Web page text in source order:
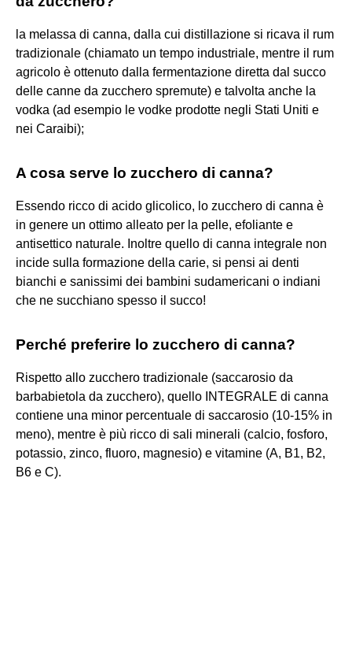
la melassa di canna, dalla cui distillazione si ricava il rum
tradizionale (chiamato un tempo industriale, mentre il rum
agricolo è ottenuto dalla fermentazione diretta dal succo
delle canne da zucchero spremute) e talvolta anche la
vodka (ad esempio le vodke prodotte negli Stati Uniti e
nei Caraibi);
A cosa serve lo zucchero di canna?
Essendo ricco di acido glicolico, lo zucchero di canna è
in genere un ottimo alleato per la pelle, efoliante e
antisettico naturale. Inoltre quello di canna integrale non
incide sulla formazione della carie, si pensi ai denti
bianchi e sanissimi dei bambini sudamericani o indiani
che ne succhiano spesso il succo!
Perché preferire lo zucchero di canna?
Rispetto allo zucchero tradizionale (saccarosio da
barbabietola da zucchero), quello INTEGRALE di canna
contiene una minor percentuale di saccarosio (10-15% in
meno), mentre è più ricco di sali minerali (calcio, fosforo,
potassio, zinco, fluoro, magnesio) e vitamine (A, B1, B2,
B6 e C).